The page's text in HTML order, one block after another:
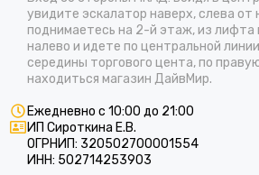
увидите эскалатор наверх, слева от
поднимаетесь на 2-й этаж, из лифта
налево и идете по центральной
середины торгового цента, по
находиться магазин ДайвМир.
Ежедневно с 10:00 до 21:00
ИП Сироткина Е.В.
ОГРНИП: 320502700001554
ИНН: 502714253903